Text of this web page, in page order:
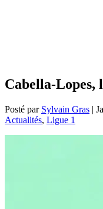
Cabella-Lopes,
Posté par Sylvain Gras |
Actualités, Ligue 1